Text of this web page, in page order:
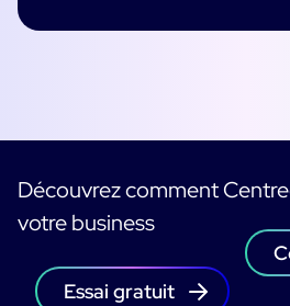
Découvrez comment
votre business
Essai gratuit